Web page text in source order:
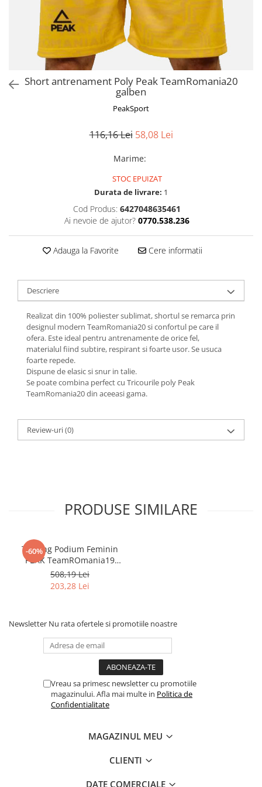
Short antrenament Poly Peak TeamRomania20
galben
PeakSport
116,16 Lei 58,08 Lei
Marime:
STOC EPUIZAT
Durata de livrare: 1
Cod Produs: 6427048635461
Ai nevoie de ajutor? 0770.538.236
Adauga la Favorite Cere informatii
Descriere
Realizat din 100% poliester sublimat, shortul se remarca prin
designul modern TeamRomania20 si confortul pe care il
ofera. Este ideal pentru antrenamente de orice fel,
materialul fiind subtire, respirant si foarte usor. Se usuca
foarte repede.
Dispune de elasic si snur in talie.
Se poate combina perfect cu Tricourile poly Peak
TeamRomania20 din aceeasi gama.
Review-uri(0)
PRODUSE SIMILARE
-60%
Trening Podium Feminin
PEAK TeamROmania19
alb/rosu
508,19 Lei
203,28 Lei
Newsletter Nu rata ofertele si promotiile noastre
Vreau sa primesc newsletter cu promotiile
magazinului. Afla mai multe in Politica de
Confidentialitate
MAGAZINUL MEU
CLIENTI
DATE COMERCIALE